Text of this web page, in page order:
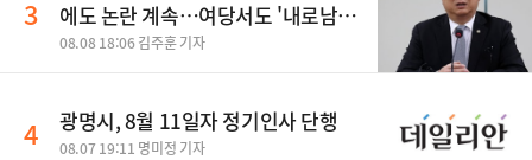
3
에도 논란 계속…여당서도 '내로남
불' 비판
08.08 18:06 김주훈 기자
4 광명시, 8월 11일자 정기인사 단행
08.07 19:11 명미정 기자